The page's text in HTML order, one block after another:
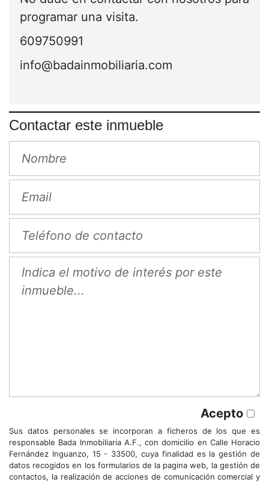
programar una visita.
609750991
info@badainmobiliaria.com
Contactar este inmueble
Acepto
Sus datos personales se incorporan a ficheros de los que es
responsable Bada Inmobiliaria A.F., con domicilio en Calle Horacio
Fernández Inguanzo, 15 - 33500, cuya finalidad es la gestión de
datos recogidos en los formularios de la pagina web, la gestión de
contactos, la realización de acciones de comunicación comercial y